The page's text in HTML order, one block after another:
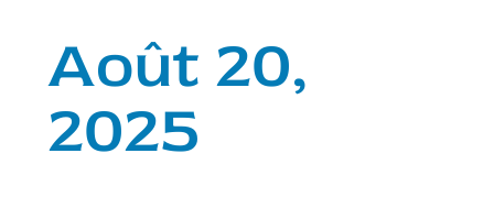
Août 20,
2025